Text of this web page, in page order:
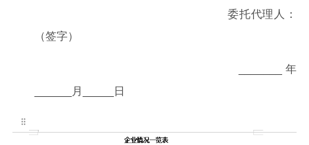
委托代理人：
（签字）
_______年
______月_____日